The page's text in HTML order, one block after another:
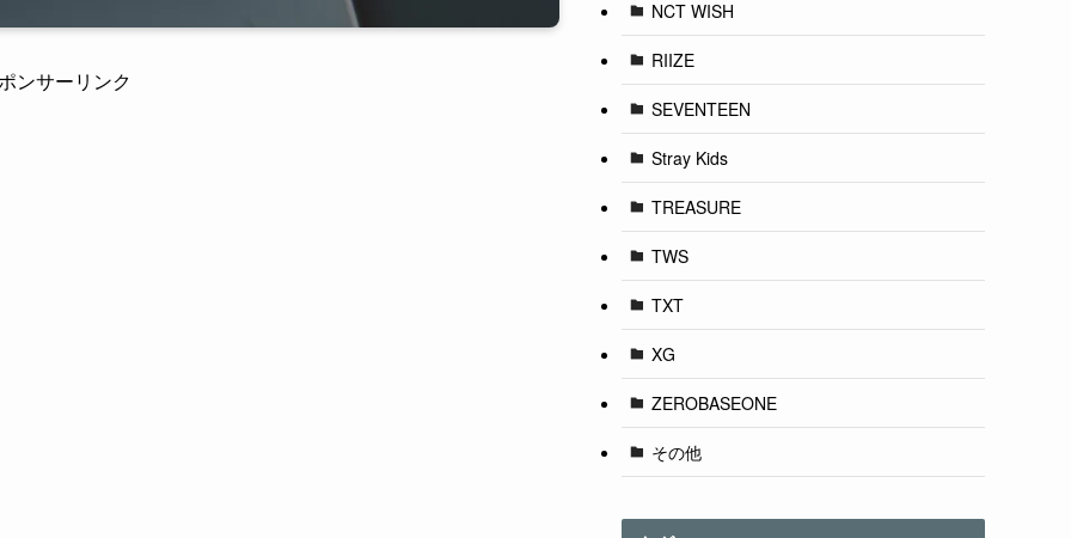
ンサーリンク
NCT WISH
RIIZE
SEVENTEEN
Stray Kids
TREASURE
TWS
TXT
XG
ZEROBASEONE
その他